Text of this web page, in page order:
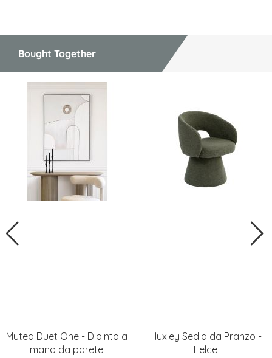
Bought Together
Muted Duet One - Dipinto a
mano da parete
Huxley Sedia da Pranzo -
Felce